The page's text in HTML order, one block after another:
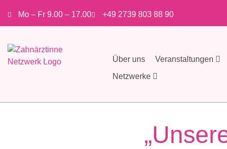
Mo – Fr 9.00 – 17.00 +49 2739 803 88 90
Über uns Veranstaltungen
Netzwerke